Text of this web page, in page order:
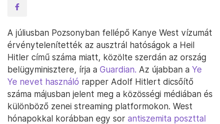
A júliusban Pozsonyban fellépő Kanye West vízumát
érvénytelenítették az ausztrál hatóságok a Heil
Hitler című száma miatt, közölte szerdán az ország
belügyminisztere, írja a Guardian. Az újabban a Ye
Ye nevet használó rapper Adolf Hitlert dicsőítő
száma májusban jelent meg a közösségi médiában és
különböző zenei streaming platformokon. West
hónapokkal korábban egy sor antiszemita poszttal